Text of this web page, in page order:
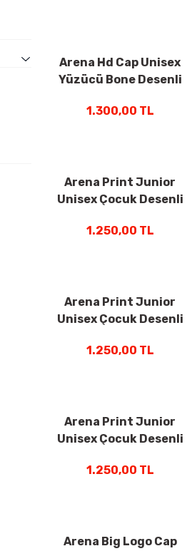
Arena Hd Cap Unisex
Yüzücü Bone Desenli
1.300,00 TL
Arena Print Junior
Unisex Çocuk Desenli
94171145
1.250,00 TL
Arena Print Junior
Unisex Çocuk Desenli
94171235
1.250,00 TL
Arena Print Junior
Unisex Çocuk Desenli
94171232
1.250,00 TL
Arena Big Logo Cap